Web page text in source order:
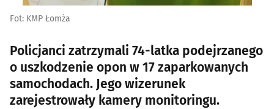
Fot: KMP Łomża
Policjanci zatrzymali 74-latka podejrzanego
o uszkodzenie opon w 17 zaparkowanych
samochodach. Jego wizerunek
zarejestrowały kamery monitoringu.